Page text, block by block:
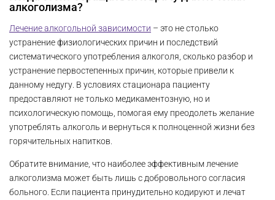
алкоголизма?
Лечение алкогольной зависимости – это не столько
устранение физиологических причин и последствий
систематического употребления алкоголя, сколько разбор и
устранение первостепенных причин, которые привели к
данному недугу. В условиях стационара пациенту
предоставляют не только медикаментозную, но и
психологическую помощь, помогая ему преодолеть желание
употреблять алкоголь и вернуться к полноценной жизни без
горячительных напитков.
Обратите внимание, что наиболее эффективным лечение
алкоголизма может быть лишь с добровольного согласия
больного. Если пациента принудительно кодируют и лечат